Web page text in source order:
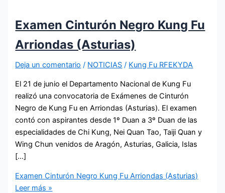
Examen Cinturón Negro Kung Fu
Arriondas (Asturias)
Deja un comentario / NOTICIAS / Kung Fu RFEKYDA
El 21 de junio el Departamento Nacional de Kung Fu
realizó una convocatoria de Exámenes de Cinturón
Negro de Kung Fu en Arriondas (Asturias). El examen
contó con aspirantes desde 1º Duan a 3º Duan de las
especialidades de Chi Kung, Nei Quan Tao, Taiji Quan y
Wing Chun venidos de Aragón, Asturias, Galicia, Islas
[…]
Examen Cinturón Negro Kung Fu Arriondas (Asturias)
Leer más »